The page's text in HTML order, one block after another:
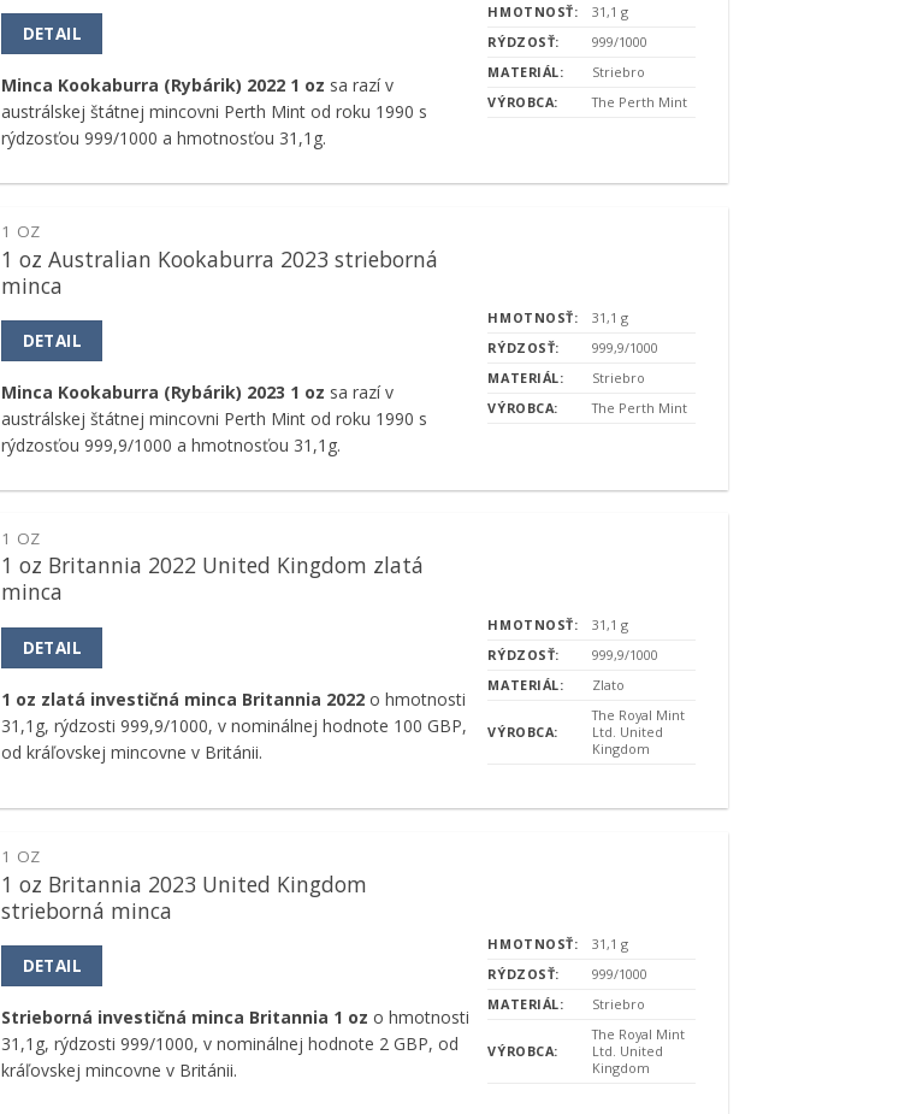
DETAIL
Minca Kookaburra (Rybárik) 2022 1 oz sa razí v
austrálskej štátnej mincovni Perth Mint od roku 1990 s
rýdzosťou 999/1000 a hmotnosťou 31,1g.
HMOTNOSŤ:
31,1 g
RÝDZOSŤ:
999/1000
MATERIÁL:
Striebro
VÝROBCA:
The Perth Mint
1 OZ
1 oz Australian Kookaburra 2023 strieborná
minca
DETAIL
Minca Kookaburra (Rybárik) 2023 1 oz sa razí v
austrálskej štátnej mincovni Perth Mint od roku 1990 s
rýdzosťou 999,9/1000 a hmotnosťou 31,1g.
HMOTNOSŤ:
31,1 g
RÝDZOSŤ:
999,9/1000
MATERIÁL:
Striebro
VÝROBCA:
The Perth Mint
1 OZ
1 oz Britannia 2022 United Kingdom zlatá
minca
DETAIL
1 oz zlatá investičná minca Britannia 2022 o hmotnosti
31,1g, rýdzosti 999,9/1000, v nominálnej hodnote 100 GBP,
od kráľovskej mincovne v Británii.
HMOTNOSŤ:
31,1 g
RÝDZOSŤ:
999,9/1000
MATERIÁL:
Zlato
VÝROBCA:
The Royal Mint
Ltd. United
Kingdom
1 OZ
1 oz Britannia 2023 United Kingdom
strieborná minca
DETAIL
Strieborná investičná minca Britannia 1 oz o hmotnosti
31,1g, rýdzosti 999/1000, v nominálnej hodnote 2 GBP, od
kráľovskej mincovne v Británii.
HMOTNOSŤ:
31,1 g
RÝDZOSŤ:
999/1000
MATERIÁL:
Striebro
VÝROBCA:
The Royal Mint
Ltd. United
Kingdom